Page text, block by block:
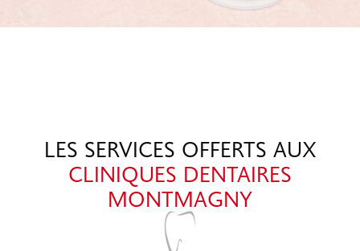
LES SERVICES OFFERTS AUX
CLINIQUES DENTAIRES
MONTMAGNY